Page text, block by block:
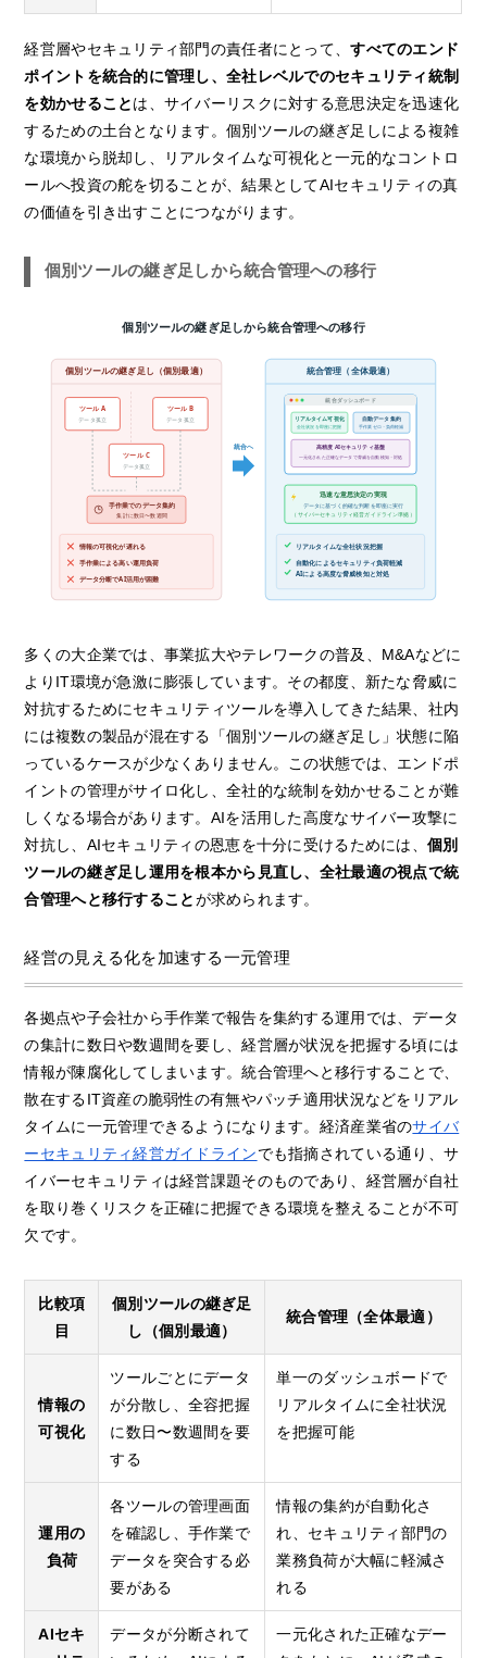
経営層やセキュリティ部門の責任者にとって、すべてのエンド
ポイントを統合的に管理し、全社レベルでのセキュリティ統制
を効かせることは、サイバーリスクに対する意思決定を迅速化
するための土台となります。個別ツールの継ぎ足しによる複雑
な環境から脱却し、リアルタイムな可視化と一元的なコントロ
ールへ投資の舵を切ることが、結果としてAIセキュリティの真
の価値を引き出すことにつながります。
個別ツールの継ぎ足しから統合管理への移行
個別ツールの継ぎ足しから統合管理への移行
個別ツールの継ぎ足し（個別最適）
ツール A
データ孤立
ツール B
データ孤立
ツール C
データ孤立
手作業でのデータ集約
集計に数日〜数週間
情報の可視化が遅れる
手作業による高い運用負荷
データ分断でAI活用が困難
統合へ
統合管理（全体最適）
統合ダッシュボード
リアルタイム可視化
全社状況を即座に把握
自動データ集約
手作業ゼロ・負荷軽減
高精度 AIセキュリティ基盤
一元化された正確なデータで脅威を自動検知・対処
迅速な意思決定の実現
データに基づく的確な判断を即座に実行
（サイバーセキュリティ経営ガイドライン準拠）
リアルタイムな全社状況把握
自動化によるセキュリティ負荷軽減
AIによる高度な脅威検知と対処
多くの大企業では、事業拡大やテレワークの普及、M&Aなどに
よりIT環境が急激に膨張しています。その都度、新たな脅威に
対抗するためにセキュリティツールを導入してきた結果、社内
には複数の製品が混在する「個別ツールの継ぎ足し」状態に陥
っているケースが少なくありません。この状態では、エンドポ
イントの管理がサイロ化し、全社的な統制を効かせることが難
しくなる場合があります。AIを活用した高度なサイバー攻撃に
対抗し、AIセキュリティの恩恵を十分に受けるためには、 個別
ツールの継ぎ足し運用を根本から見直し、全社最適の視点で統
合管理へと移行することが求められます。
経営の見える化を加速する一元管理
各拠点や子会社から手作業で報告を集約する運用では、データ
の集計に数日や数週間を要し、経営層が状況を把握する頃には
情報が陳腐化してしまいます。統合管理へと移行することで、
散在するIT資産の脆弱性の有無やパッチ適用状況などをリアル
タイムに一元管理できるようになります。経済産業省のサイバ
ーセキュリティ経営ガイドラインでも指摘されている通り、サ
イバーセキュリティは経営課題そのものであり、経営層が自社
を取り巻くリスクを正確に把握できる環境を整えることが不可
欠です。
比較項
目
個別ツールの継ぎ足
し（個別最適）
統合管理（全体最適）
情報の
可視化
ツールごとにデータ
が分散し、全容把握
に数日〜数週間を要
する
単一のダッシュボードで
リアルタイムに全社状況
を把握可能
運用の
負荷
各ツールの管理画面
を確認し、手作業で
データを突合する必
要がある
情報の集約が自動化さ
れ、セキュリティ部門の
業務負荷が大幅に軽減さ
れる
AIセキ
データが分断されて
一元化された正確なデー